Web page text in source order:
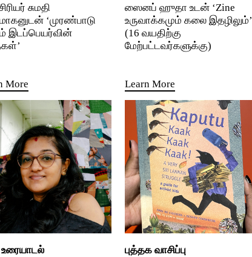
சுமதி
‘முரண்பாடு
இடப்பெயர்வின்
More
ஸைனப் ஹுதா உடன் ‘Zine
உருவாக்கமும் கலை இதழிலும்’
(16 வயதிற்கு
மேற்பட்டவர்களுக்கு)
Learn More
உரையாடல்
புத்தக வாசிப்பு